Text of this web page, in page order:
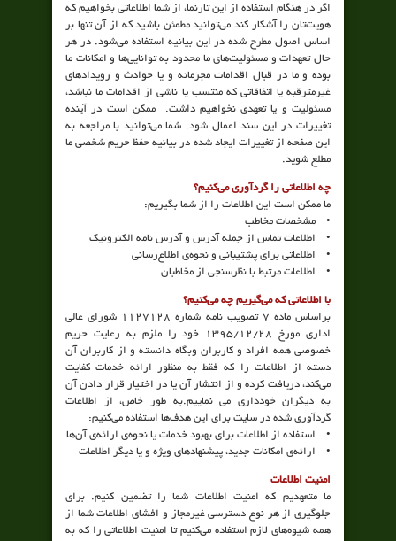
اگر در هنگام استفاده از این تارنما، از شما اطلاعاتی بخواهیم که
هویت‌تان را آشکار کند می‌توانید مطمئن باشید که از آن تنها بر
اساس اصول مطرح شده در این بیانیه استفاده می‌شود. در هر
حال تعهدات و مسئولیت‌های ما محدود به توانایی‌ها و امکانات ما
بوده و ما در قبال اقدامات مجرمانه و یا حوادث و رویدادهای
غیرمترقبه یا اتفاقاتی که منتسب یا ناشی از اقدامات ما نباشد،
مسئولیت و یا تعهدی نخواهیم داشت. ممکن است در آینده
تغییرات در این سند اعمال شود. شما می‌توانید با مراجعه به
این صفحه از تغییرات ایجاد شده در بیانیه حفظ حریم شخصی ما
مطلع شوید.
چه اطلاعاتی را گردآوری می‌کنیم؟
ما ممکن است این اطلاعات را از شما بگیریم:
• مشخصات مخاطب
• اطلاعات تماس از جمله آدرس و آدرس نامه الکترونیک
• اطلاعاتی برای پشتیبانی و نحوه‌ی اطلاع‌رسانی
• اطلاعات مرتبط با نظرسنجی از مخاطبان
با اطلاعاتی که می‌گیریم چه می‌کنیم؟
براساس ماده ۷ تصویب نامه شماره ۱۱۲۷۱۲۸ شورای عالی
اداری مورخ ۲۸/‏۱۲/‏۱۳۹۵‬ خود را ملزم به رعایت حریم
خصوصی همه افراد و کاربران وبگاه دانسته و از کاربران آن
دسته از اطلاعات را که فقط به منظور ارائه خدمات کفایت
می‌کند، دریافت کرده و از انتشار آن یا در اختیار قرار دادن آن
به دیگران خودداری می نماییم.به طور خاص، از اطلاعات
گردآوری شده در سایت برای این هدف‌ها استفاده می‌کنیم:
• استفاده از اطلاعات برای بهبود خدمات یا نحوه‌ی ارائه‌ی آن‌ها
• ارائه‌ی امکانات جدید، پیشنهادهای ویژه و یا دیگر اطلاعات
امنیت اطلاعات
ما متعهدیم که امنیت اطلاعات شما را تضمین کنیم. برای
جلوگیری از هر نوع دسترسی غیرمجاز و افشای اطلاعات شما از
همه شیوه‌های لازم استفاده می‌کنیم تا امنیت اطلاعاتی را که به